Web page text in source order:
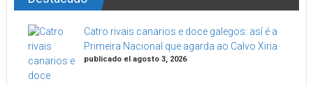
Catro rivais canarios e doce galegos: así é a
Primeira Nacional que agarda ao Calvo Xiria
publicado el agosto 3, 2026